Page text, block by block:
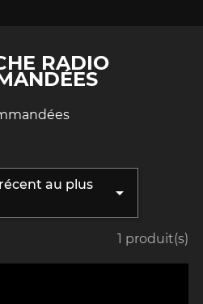
RADIO
au plus

1 produit(s)